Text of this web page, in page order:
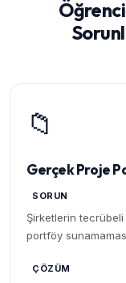
📁
Gerçek Proje
SORUN
Şirketlerin
portföy
ÇÖZÜM